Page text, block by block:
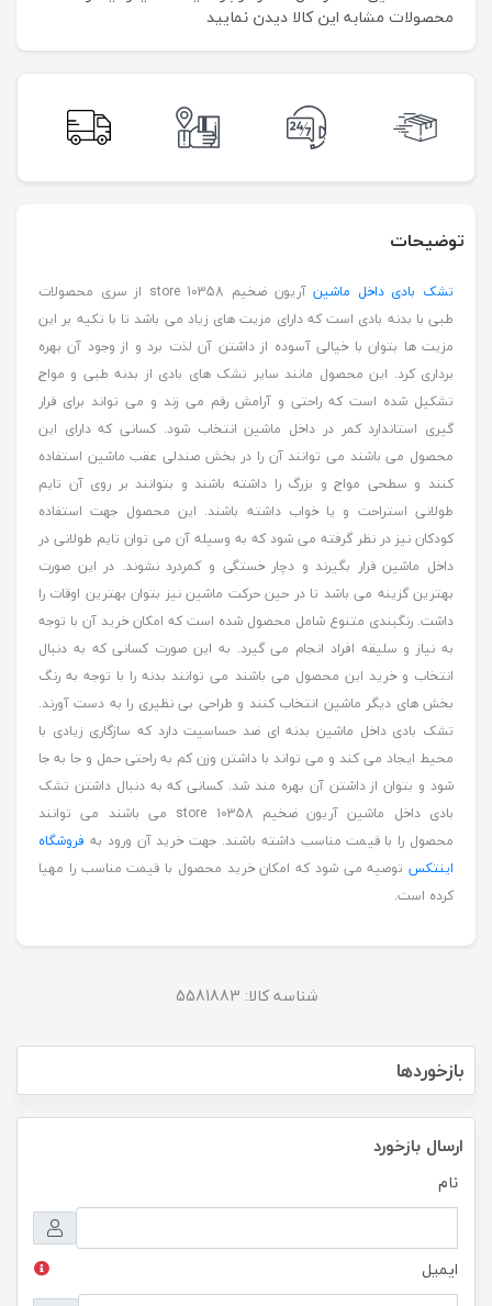
محصولات مشابه این کالا دیدن نمایید
توضیحات
تشک بادی داخل ماشین
آریون ضخیم store 10358 از سری محصولات
طبی با بدنه بادی است که دارای مزیت های زیاد می باشد تا با تکیه بر این
مزیت ها بتوان با خیالی آسوده از داشتن آن لذت برد و از وجود آن بهره
برداری کرد. این محصول مانند سایر تشک های بادی از بدنه طبی و مواج
تشکیل شده است که راحتی و آرامش رقم می زند و می تواند برای قرار
گیری استاندارد کمر در داخل ماشین انتخاب شود. کسانی که دارای این
محصول می باشند می توانند آن را در بخش صندلی عقب ماشین استفاده
کنند و سطحی مواج و بزرگ را داشته باشند و بتوانند بر روی آن تایم
طولانی استراحت و یا خواب داشته باشند. این محصول جهت استفاده
کودکان نیز در نظر گرفته می شود که به وسیله آن می توان تایم طولانی در
داخل ماشین قرار بگیرند و دچار خستگی و کمردرد نشوند. در این صورت
بهترین گزینه می باشد تا در حین حرکت ماشین نیز بتوان بهترین اوقات را
داشت. رنگبندی متنوع شامل محصول شده است که امکان خرید آن با توجه
به نیاز و سلیقه افراد انجام می گیرد. به این صورت کسانی که به دنبال
انتخاب و خرید این محصول می باشند می توانند بدنه را با توجه به رنگ
بخش های دیگر ماشین انتخاب کنند و طراحی بی نظیری را به دست آورند.
تشک بادی داخل ماشین بدنه ای ضد حساسیت دارد که سازگاری زیادی با
محیط ایجاد می کند و می تواند با داشتن وزن کم به راحتی حمل و جا به جا
شود و بتوان از داشتن آن بهره مند شد. کسانی که به دنبال داشتن تشک
بادی داخل ماشین آریون ضخیم store 10358 می باشند می توانند
محصول را با قیمت مناسب داشته باشند. جهت خرید آن ورود به فروشگاه
اینتکس توصیه می شود که امکان خرید محصول با قیمت مناسب را مهیا
کرده است.
شناسه کالا: 5581883
بازخوردها
ارسال بازخورد
نام
ایمیل